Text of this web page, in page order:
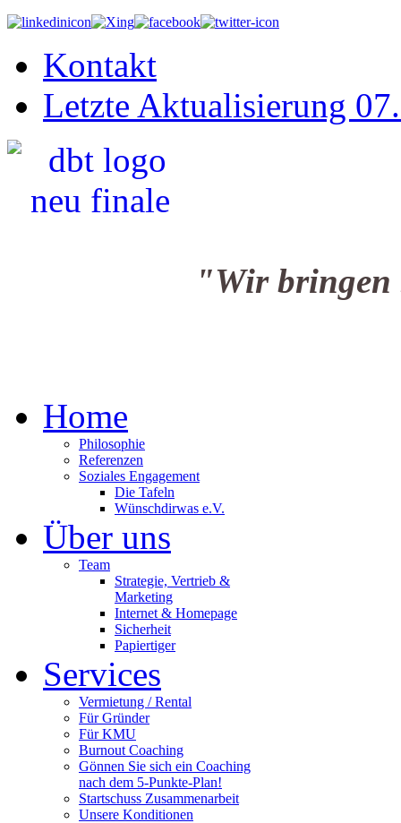
Kontakt
Letzte Aktualisierung
"Wir bringen Sie
Home
Philosophie
Referenzen
Soziales Engagement
Die Tafeln
Wünschdirwas e.V.
Über uns
Team
Strategie, Vertrieb &
Marketing
Internet & Homepage
Sicherheit
Papiertiger
Services
Vermietung / Rental
Für Gründer
Für KMU
Burnout Coaching
Gönnen Sie sich ein Coaching
nach dem 5-Punkte-Plan!
Startschuss Zusammenarbeit
Unsere Konditionen